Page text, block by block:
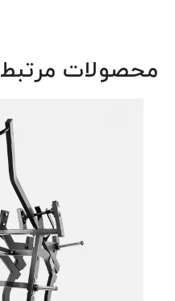
محصولات مرتبط